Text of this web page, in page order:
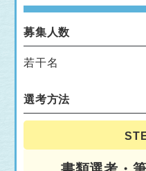
募集人数
若干名
選考方法